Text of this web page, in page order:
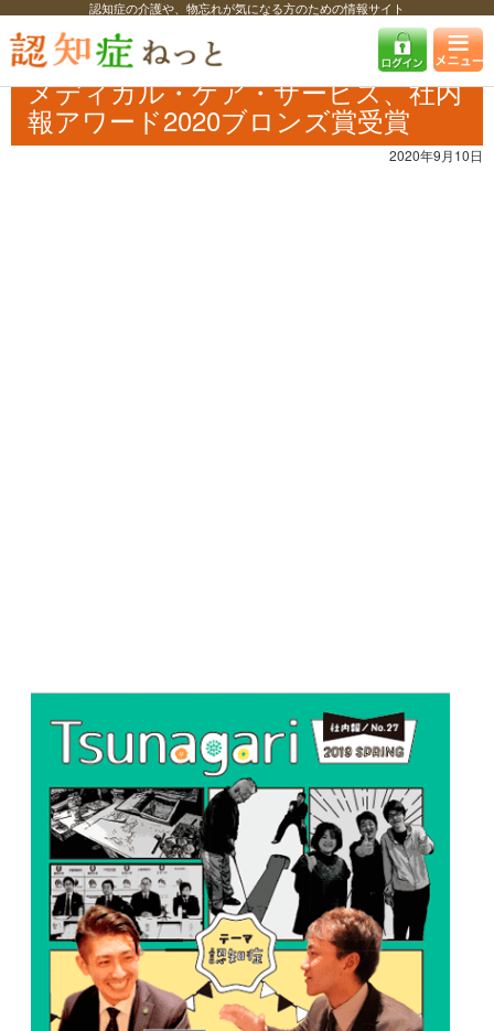
認知症の介護や、物忘れが気になる方のための情報サイト
認知症ねっと 認知症最新ニュース 介護
メディカル・ケア・サービ
ス、社内報アワード2020ブロンズ賞受賞
メディカル・ケア・サービス、社内
報アワード2020ブロンズ賞受賞
2020年9月10日